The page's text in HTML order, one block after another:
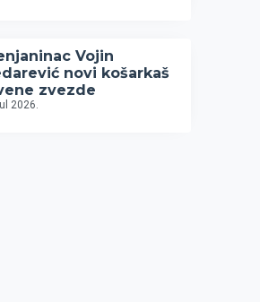
Vojin
novi košarkaš
zvezde
2026.